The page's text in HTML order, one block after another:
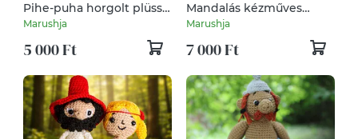
Pihe-puha horgolt plüss
nyuszi
Marushja
5 000 Ft
Mandalás kézműves
hátizsák-bélelt gymbag
fesztiválra,elvonulásra
Marushja
7 000 Ft